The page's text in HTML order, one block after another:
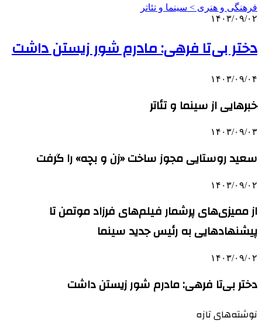
فرهنگی و هنری > سینما و تئاتر
۱۴۰۳/۰۹/۰۲
دختر بی‌تا فرهی: مادرم شور زیستن داشت
۱۴۰۳/۰۹/۰۴
خبرهایی از سینما و تئاتر
۱۴۰۳/۰۹/۰۳
سعید روستایی مجوز ساخت «زن و بچه» را گرفت
۱۴۰۳/۰۹/۰۲
از ممیزی‌های پرشمار فیلم‌های فرزاد موتمن تا
پیشنهادهایی به رئیس جدید سینما
۱۴۰۳/۰۹/۰۲
دختر بی‌تا فرهی: مادرم شور زیستن داشت
نوشته‌های تازه